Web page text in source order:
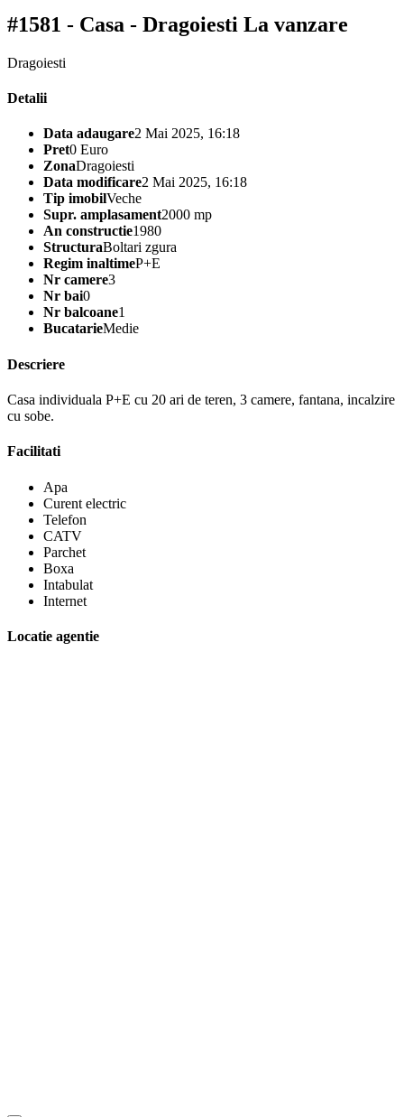
#1581 - Casa - Dragoiesti La vanzare
Dragoiesti
Detalii
Data adaugare2 Mai 2025, 16:18
Pret0 Euro
ZonaDragoiesti
Data modificare2 Mai 2025, 16:18
Tip imobilVeche
Supr. amplasament2000 mp
An constructie1980
StructuraBoltari zgura
Regim inaltimeP+E
Nr camere3
Nr bai0
Nr balcoane1
BucatarieMedie
Descriere
Casa individuala P+E cu 20 ari de teren, 3 camere, fantana, incalzire
cu sobe.
Facilitati
Apa
Curent electric
Telefon
CATV
Parchet
Boxa
Intabulat
Internet
Locatie agentie